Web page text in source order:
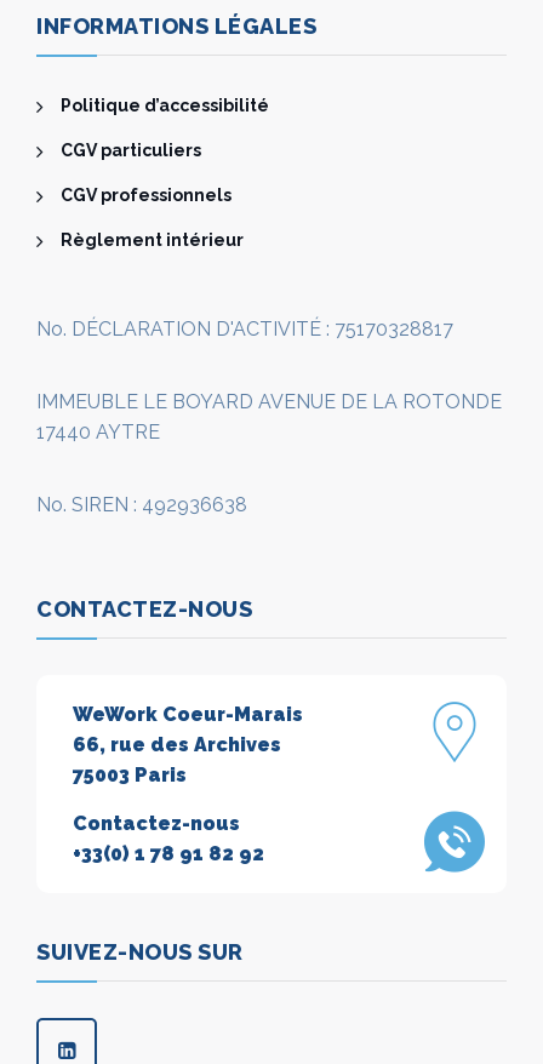
INFORMATIONS LÉGALES
Politique d’accessibilité
CGV particuliers
CGV professionnels
Règlement intérieur
No. DÉCLARATION D'ACTIVITÉ : 75170328817
IMMEUBLE LE BOYARD AVENUE DE LA ROTONDE
17440 AYTRE
No. SIREN : 492936638
CONTACTEZ-NOUS
WeWork Coeur-Marais
66, rue des Archives
75003 Paris
Contactez-nous
+33(0) 1 78 91 82 92
SUIVEZ-NOUS SUR